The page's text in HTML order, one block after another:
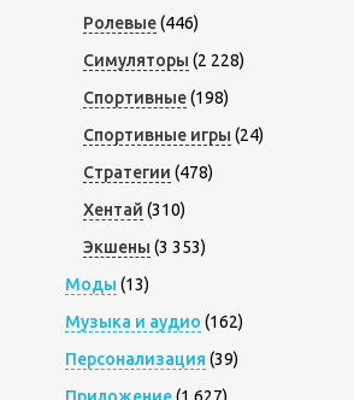
Ролевые(446)
Симуляторы (2 228)
Спортивные(198)
Спортивные игры (24)
Стратегии (478)
Хентай (310)
Экшены (3 353)
Моды (13)
Музыка и аудио (162)
Персонализация (39)
Приложение(1 627)